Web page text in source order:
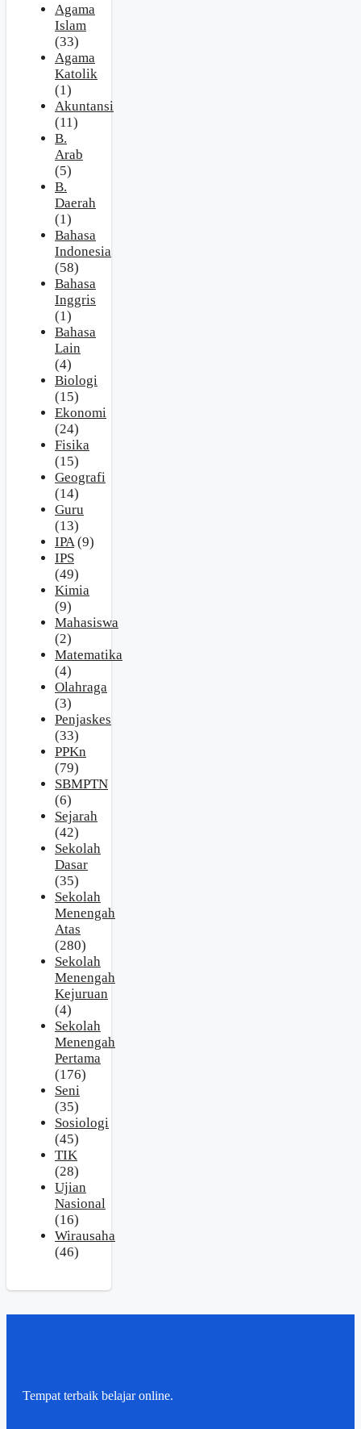
Agama
Islam
(33)
Agama
Katolik
(1)
Akuntansi
(11)
B.
Arab
(5)
B.
Daerah
(1)
Bahasa
Indonesia
(58)
Bahasa
Inggris
(1)
Bahasa
Lain
(4)
Biologi
(15)
Ekonomi
(24)
Fisika
(15)
Geografi
(14)
Guru
(13)
IPA(9)
IPS
(49)
Kimia
(9)
Mahasiswa
(2)
Matematika
(4)
Olahraga
(3)
Penjaskes
(33)
PPKn
(79)
SBMPTN
(6)
Sejarah
(42)
Sekolah
Dasar
(35)
Sekolah
Menengah
Atas
(280)
Sekolah
Menengah
Kejuruan
(4)
Sekolah
Menengah
Pertama
(176)
Seni
(35)
Sosiologi
(45)
TIK
(28)
Ujian
Nasional
(16)
Wirausaha
(46)
Tempat terbaik belajar online.